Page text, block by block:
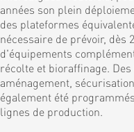
années son plein
des plateformes
nécessaire de prévoir, dès
d'équipements
récolte et bioraffinage.
aménagement,
également été
lignes de production.